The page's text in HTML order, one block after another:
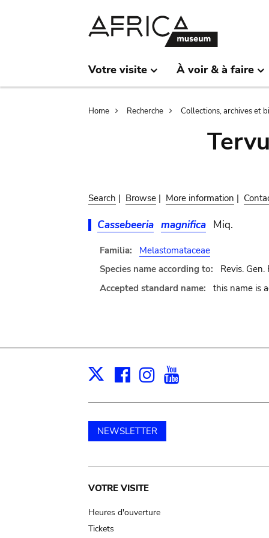
Votre visite À voir & à faire
Breadcrumb
Home Recherche Collections, archives et
Search | Browse | More information |
Cassebeeria magnifica Miq.
Familia:
Melastomataceae
Species name according to:
Revis.
Accepted standard name:
this name is
X Facebook
Instagram
NEWSLETTER
Main
navigation
VOTRE VISITE
Heures d'ouverture
Tickets